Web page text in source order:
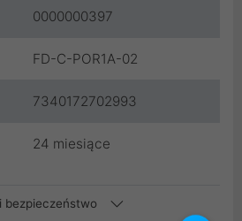
0000000397
FD-C-POR1A-02
7340172702993
24 miesiące
bezpieczeństwo